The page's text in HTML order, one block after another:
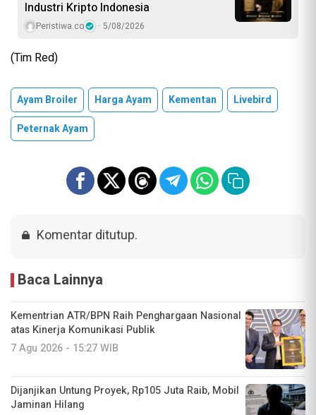
Industri Kripto Indonesia
Peristiwa.co 5/08/2026
(Tim Red)
Ayam Broiler Harga Ayam Kementan
Livebird
Peternak Ayam
Komentar ditutup.
Baca Lainnya
Kementrian ATR/BPN Raih Penghargaan Nasional
atas Kinerja Komunikasi Publik
7 Agu 2026 - 15:27 WIB
Dijanjikan Untung Proyek, Rp105 Juta Raib, Mobil
Jaminan Hilang